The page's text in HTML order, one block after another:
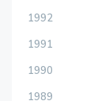
1992
1991
1990
1989